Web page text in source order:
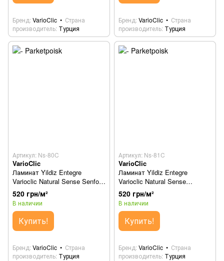
Бренд VarioClic
Страна
производитель Турция
Бренд VarioClic
Страна
производитель Турция
Артикул: Ns-80C
VarioClic
Ламинат Yildiz Entegre
Varioclic Natural Sense Senfoni
Ns-80C
520 грн/м²
В наличии
Купить!
Бренд VarioClic
Страна
производитель Турция
Артикул: Ns-81C
VarioClic
Ламинат Yildiz Entegre
Varioclic Natural Sense
Serenad Ns-81C
520 грн/м²
В наличии
Купить!
Бренд VarioClic
Страна
производитель Турция